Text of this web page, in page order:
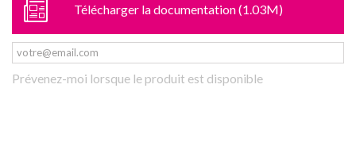
Télécharger la documentation (1.03M)
Prévenez-moi lorsque le produit est disponible